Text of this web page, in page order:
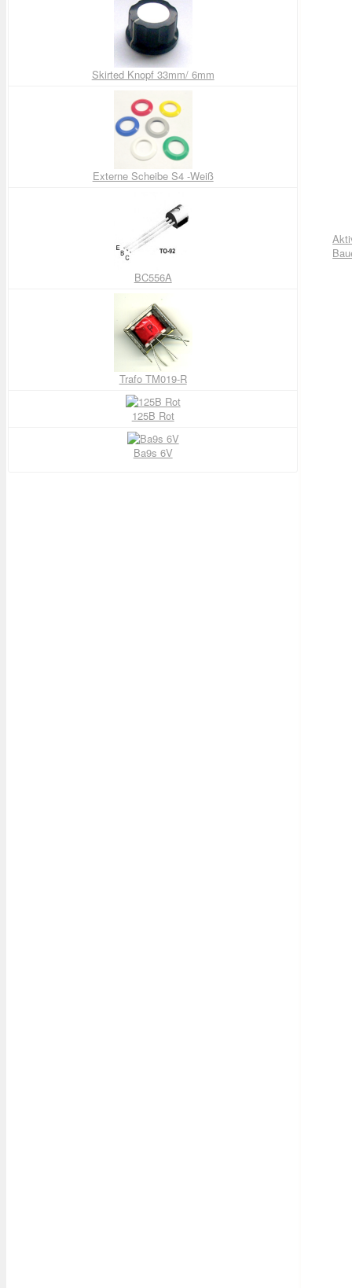
Skirted Knopf 33mm/ 6mm
Externe Scheibe S4 -Weiß
BC556A
Trafo TM019-R
125B Rot
Ba9s 6V